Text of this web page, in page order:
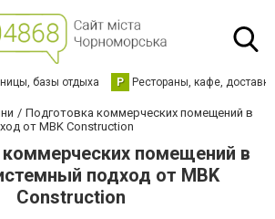
базы отдыха Р Рестораны, кафе,
Подготовка коммерческих помещений в
от MBK Construction
помещений в
подход от MBK
Construction